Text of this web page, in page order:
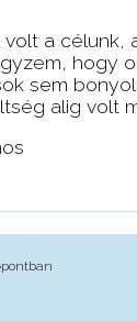
a
hogy
sem
alig volt